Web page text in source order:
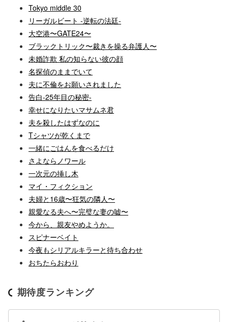
Tokyo middle 30
リーガルビート -逆転の法廷-
大空港〜GATE24〜
ブラックトリック〜裁きを操る弁護人〜
未婚詐欺 私の知らない彼の顔
名探偵のままでいて
夫に不倫をお願いされました
告白-25年目の秘密-
幸せになりたいマサムネ君
夫を殺したはずなのに
Tシャツが乾くまで
一緒にごはんを食べるだけ
さよならノワール
一次元の挿し木
マイ・フィクション
夫婦と16歳〜狂気の隣人〜
親愛なる夫へ〜完璧な妻の嘘〜
今から、親友やめようか。
スピナーベイト
今夜もシリアルキラーと待ち合わせ
おちたらおわり
期待度ランキング